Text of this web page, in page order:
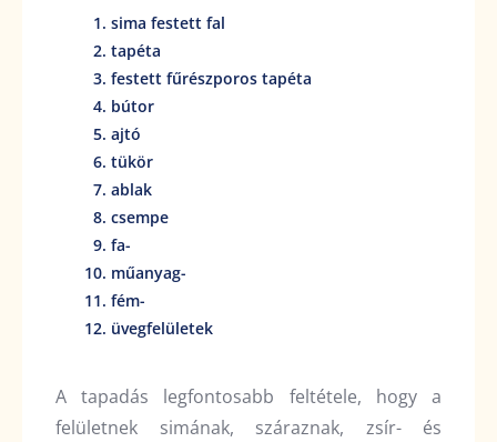
sima festett fal
tapéta
festett fűrészporos tapéta
bútor
ajtó
tükör
ablak
csempe
fa-
műanyag-
fém-
üvegfelületek
A tapadás legfontosabb feltétele, hogy a
felületnek simának, száraznak, zsír- és